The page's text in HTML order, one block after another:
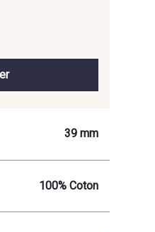
39 mm
100% Coton